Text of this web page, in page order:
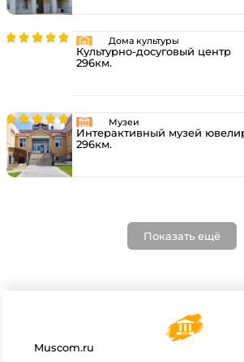
Дома культуры
Культурно-досуговый центр
296км.
Музеи
Интерактивный музей
296км.
Показать ещё
Muscom.ru